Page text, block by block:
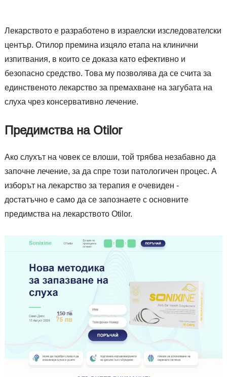
Лекарството е разработено в израелски изследователски
център. Отилор премина изцяло етапа на клинични
изпитвания, в които се доказа като ефективно и
безопасно средство. Това му позволява да се счита за
единственото лекарство за премахване на загубата на
слуха чрез консервативно лечение.
Предимства на Otilor
Ако слухът на човек се влоши, той трябва незабавно да
започне лечение, за да спре този патологичен процес. А
изборът на лекарство за терапия е очевиден -
достатъчно е само да се запознаете с основните
предимства на лекарството Otilor.